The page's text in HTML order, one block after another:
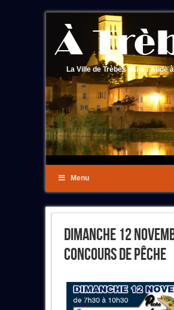
La Ville de Trèbes dans l'Aude
Menu
Dimanche 12
Concours De Pêche